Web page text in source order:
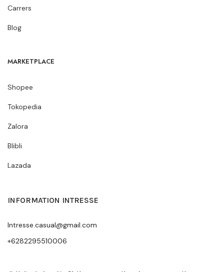
Carrers
Blog
MARKETPLACE
Shopee
Tokopedia
Zalora
Blibli
Lazada
INFORMATION INTRESSE
Intresse.casual@gmail.com
+6282295510006